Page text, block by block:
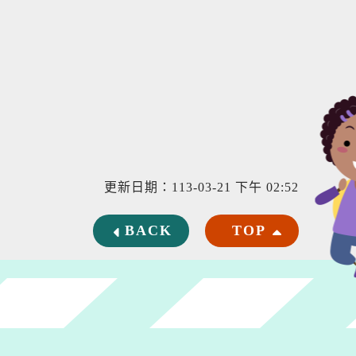
更新日期：113-03-21 下午 02:52
BACK TOP